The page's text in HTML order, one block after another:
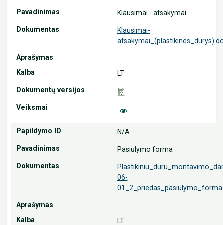
Klausimai - atsakymai
Klausimai-
LT
N/A
Pasiūlymo forma
06-
LT